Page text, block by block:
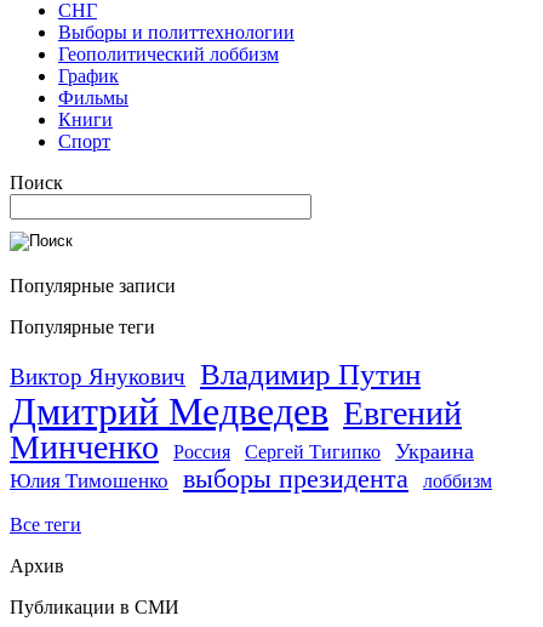
СНГ
Выборы и политтехнологии
Геополитический лоббизм
График
Фильмы
Книги
Спорт
Поиск
Популярные записи
Популярные теги
Виктор Янукович Владимир Путин
Дмитрий Медведев Евгений
Минченко
Россия Сергей Тигипко Украина
Юлия Тимошенко выборы президента лоббизм
Все теги
Архив
Публикации в СМИ